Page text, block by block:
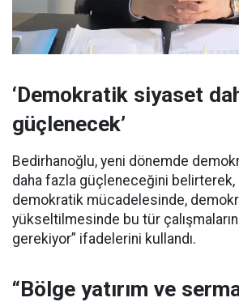
‘Demokratik siyaset
güçlenecek’
Bedirhanoğlu, yeni dönemde
daha fazla güçleneceğini belirterek,
demokratik mücadelesinde,
yükseltilmesinde bu tür
gerekiyor” ifadelerini kullandı.
“Bölge yatırım ve